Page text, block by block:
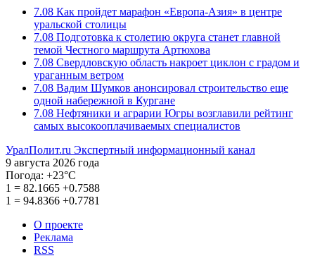
7.08 Как пройдет марафон «Европа-Азия» в центре
уральской столицы
7.08 Подготовка к столетию округа станет главной
темой Честного маршрута Артюхова
7.08 Свердловскую область накроет циклон с градом и
ураганным ветром
7.08 Вадим Шумков анонсировал строительство еще
одной набережной в Кургане
7.08 Нефтяники и аграрии Югры возглавили рейтинг
самых высокооплачиваемых специалистов
УралПолит.ru Экспертный информационный канал
9 августа 2026 года
Погода: +23°С
1 = 82.1665 +0.7588
1 = 94.8366 +0.7781
О проекте
Реклама
RSS